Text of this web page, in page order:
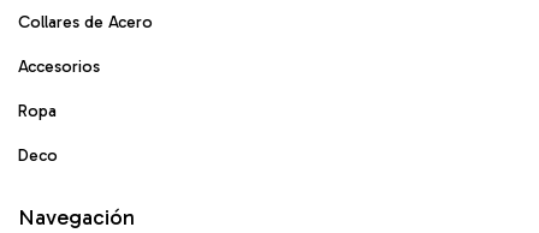
Collares de Acero
Accesorios
Ropa
Deco
Navegación